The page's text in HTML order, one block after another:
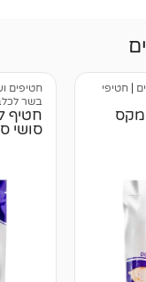
חטיפים ועצמות לכלבים|חטיפי
חטיף לכלב מאמקס